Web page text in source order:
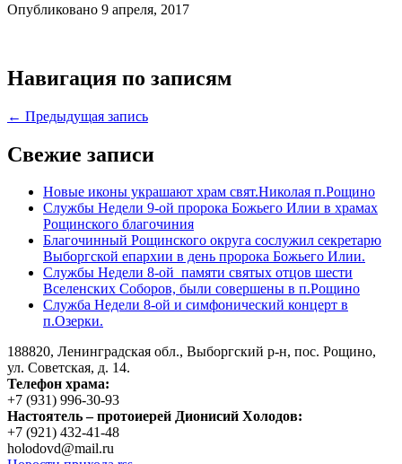
Опубликовано 9 апреля, 2017
Навигация по записям
← Предыдущая запись
Свежие записи
Новые иконы украшают храм свят.Николая п.Рощино
Службы Недели 9-ой пророка Божьего Илии в храмах
Рощинского благочиния
Благочинный Рощинского округа сослужил секретарю
Выборгской епархии в день пророка Божьего Илии.
Службы Недели 8-ой памяти святых отцов шести
Вселенских Соборов, были совершены в п.Рощино
Служба Недели 8-ой и симфонический концерт в
п.Озерки.
188820, Ленинградская обл., Выборгский р-н, пос. Рощино,
ул. Советская, д. 14.
Телефон храма:
+7 (931) 996-30-93
Настоятель – протоиерей Дионисий Холодов:
+7 (921) 432-41-48
holodovd@mail.ru